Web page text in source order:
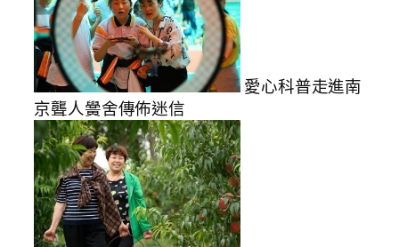
愛心科普走進南
京聾人黌舍傳佈迷信